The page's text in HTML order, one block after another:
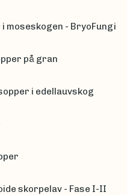
i moseskogen - BryoFungi
på gran
i edellauvskog
skorpelav - Fase I-II